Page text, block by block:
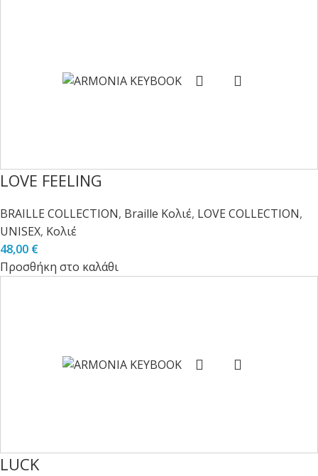
LOVE FEELING
BRAILLE COLLECTION, Braille Κολιέ, LOVE COLLECTION,
UNISEX, Κολιέ
48,00 €
Προσθήκη στο καλάθι
LUCK